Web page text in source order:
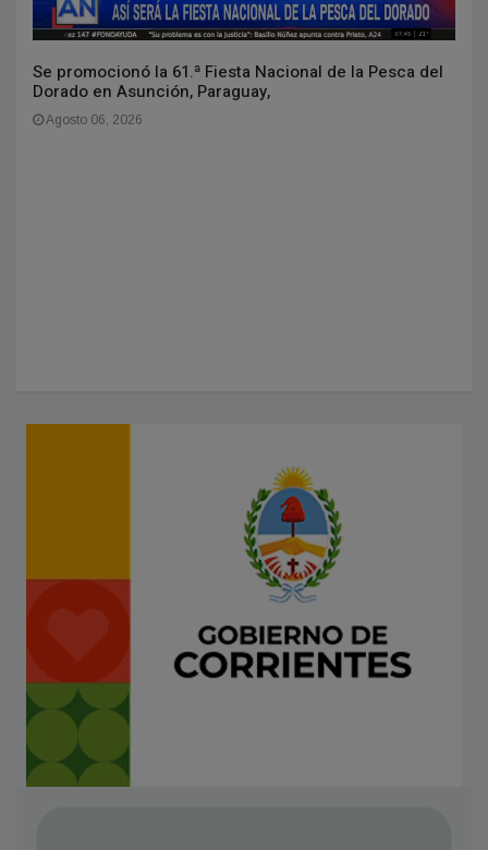
Se promocionó la 61.ª Fiesta Nacional de la Pesca del
Dorado en Asunción, Paraguay,
Agosto 06, 2026